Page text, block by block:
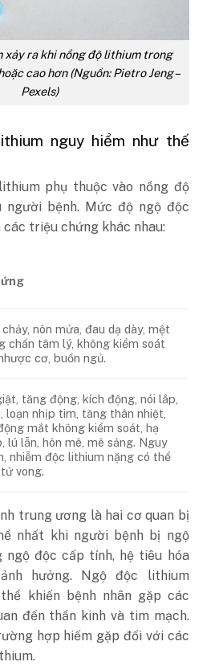
xảy ra khi nồng độ lithium trong
cao hơn (Nguồn: Pietro Jeng –
Pexels)
nguy hiểm như thế
phụ thuộc vào nồng độ
người bệnh. Mức độ ngộ độc
các triệu chứng khác nhau:
nôn mửa, đau dạ dày, mệt
chấn tâm lý, không kiểm soát
cơ, buồn ngủ.
tăng động, kích động, nói lắp,
loạn nhịp tim, tăng thân nhiệt,
mắt không kiểm soát, hạ
lú lẫn, hôn mê, mê sảng. Nguy
nhiễm độc lithium nặng có thể
vong.
trung ương là hai cơ quan bị
nhất khi người bệnh bị ngộ
ngộ độc cấp tính, hệ tiêu hóa
hưởng. Ngộ độc lithium
khiến bệnh nhân gặp các
đến thần kinh và tim mạch.
hợp hiếm gặp đối với các